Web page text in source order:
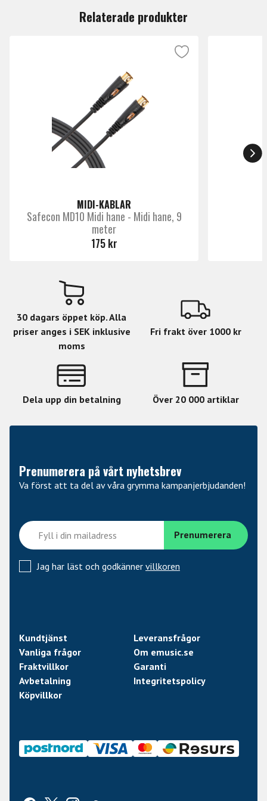
Relaterade produkter
MIDI-KABLAR
Safecon MD10 Midi hane - Midi hane, 9
meter
175 kr
30 dagars öppet köp. Alla
priser anges i SEK inklusive
moms
Fri frakt över 1000 kr
Dela upp din betalning Över 20 000 artiklar
Prenumerera på vårt nyhetsbrev
Va först att ta del av våra grymma kampanjerbjudanden!
Jag har läst och godkänner villkoren
Kundtjänst
Leveransfrågor
Vanliga frågor
Om emusic.se
Fraktvillkor
Garanti
Avbetalning
Integritetspolicy
Köpvillkor